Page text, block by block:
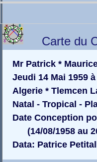
Carte du
Mr Patrick *
Jeudi 14 Mai 1959 à
Algerie * Tlemcen
Natal - Tropical -
Date Conception
(14/08/1958 au
Data: Patrice